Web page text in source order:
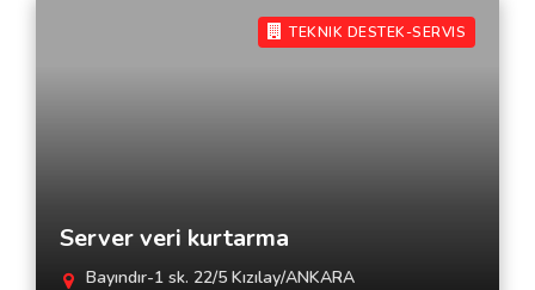
TEKNIK DESTEK-SERVIS
Server veri kurtarma
Bayındır-1 sk. 22/5 Kızılay/ANKARA